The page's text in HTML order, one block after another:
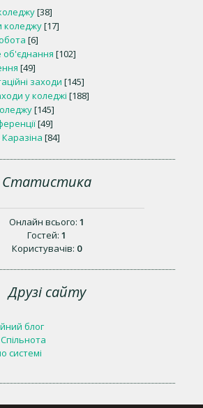
[38]
коледжу[17]
[6]
[102]
[49]
заходи [145]
у коледжі [188]
[145]
[49]
[84]
Статистика
Онлайн всього: 1
Гостей: 1
Користувачів: 0
Друзі сайту
блог
системі